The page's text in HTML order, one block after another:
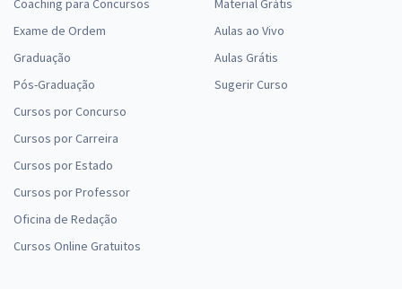
Coaching para Concursos
Exame de Ordem
Graduação
Pós-Graduação
Cursos por Concurso
Cursos por Carreira
Cursos por Estado
Cursos por Professor
Oficina de Redação
Cursos Online Gratuitos
Material Grátis
Aulas ao Vivo
Aulas Grátis
Sugerir Curso